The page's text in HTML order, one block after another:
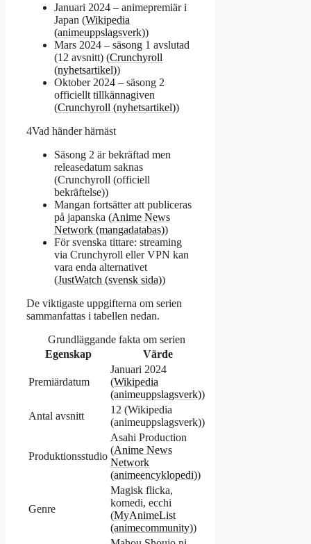
Januari 2024 – animepremiär i
Japan (Wikipedia
(animeuppslagsverk))
Mars 2024 – säsong 1 avslutad
(12 avsnitt) (Crunchyroll
(nyhetsartikel))
Oktober 2024 – säsong 2
officiellt tillkännagiven
(Crunchyroll (nyhetsartikel))
4Vad händer härnäst
Säsong 2 är bekräftad men
releasedatum saknas
(Crunchyroll (officiell
bekräftelse))
Mangan fortsätter att publiceras
på japanska (Anime News
Network (mangadatabas))
För svenska tittare: streaming
via Crunchyroll eller VPN kan
vara enda alternativet
(JustWatch (svensk sida))
De viktigaste uppgifterna om serien
sammanfattas i tabellen nedan.
Grundläggande fakta om serien
Egenskap
Värde
Premiärdatum
Januari 2024
(Wikipedia
(animeuppslagsverk))
Antal avsnitt
12 (Wikipedia
(animeuppslagsverk))
Produktionsstudio
Asahi Production
(Anime News
Network
(animeencyklopedi))
Genre
Magisk flicka,
komedi, ecchi
(MyAnimeList
(animecommunity))